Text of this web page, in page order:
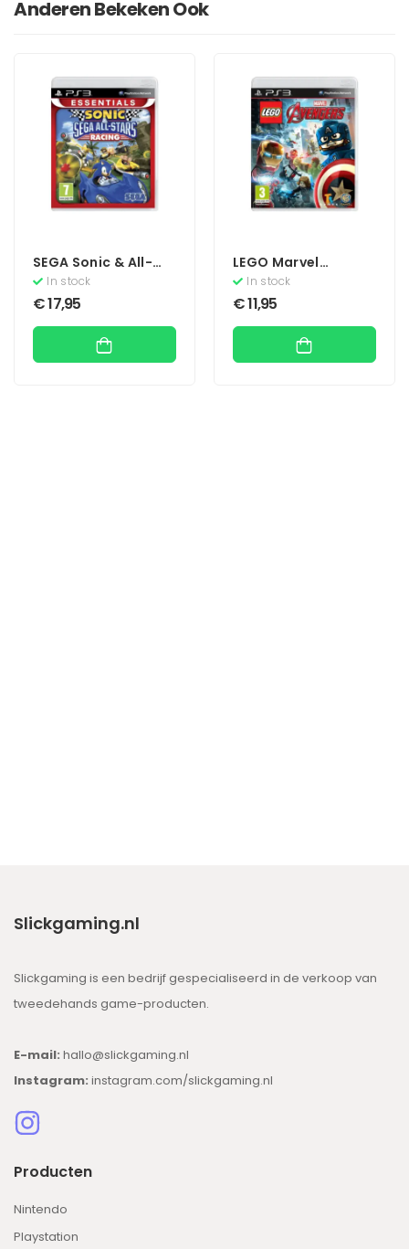
Anderen Bekeken Ook
SEGA Sonic & All-
Stars Racing
(Essentials)
In stock
€17,95
LEGO Marvel
Avengers
In stock
€11,95
Slickgaming.nl
Slickgaming is een bedrijf gespecialiseerd in de verkoop van
tweedehands game-producten.
E-mail: hallo@slickgaming.nl
Instagram: instagram.com/slickgaming.nl
Producten
Nintendo
Playstation